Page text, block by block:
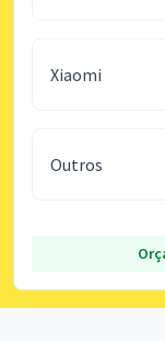
Xiaomi
Outros